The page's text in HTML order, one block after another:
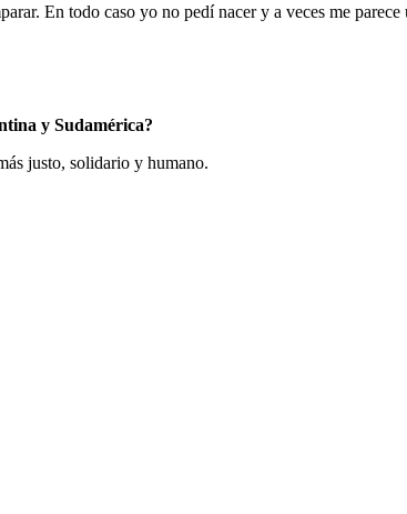
En todo caso yo no pedí nacer y a veces me
y Sudamérica?
justo, solidario y humano.